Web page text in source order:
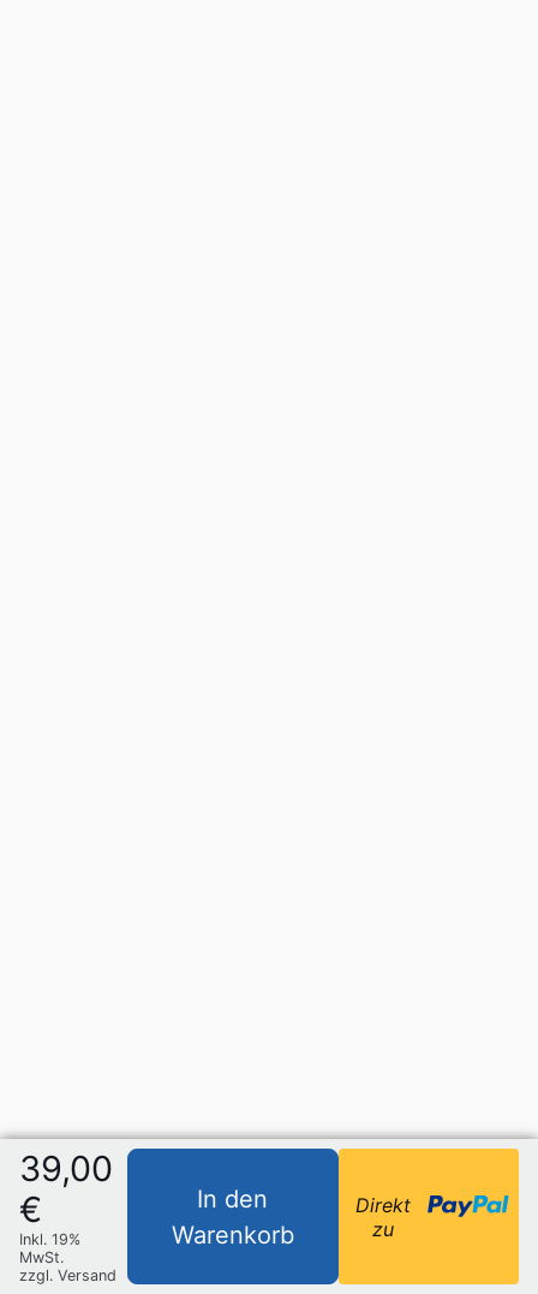
39,00
€
Inkl. 19%
MwSt.
zzgl. Versand
In den
Warenkorb
Direkt
zu